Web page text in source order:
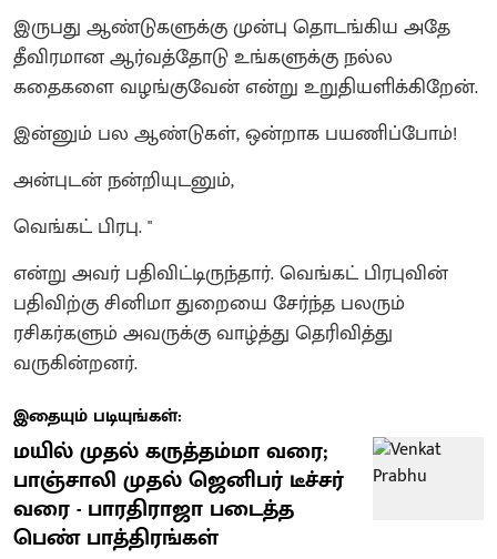
​இருபது ஆண்டுகளுக்கு முன்பு தொடங்கிய அதே
தீவிரமான ஆர்வத்தோடு உங்களுக்கு நல்ல
கதைகளை வழங்குவேன் என்று உறுதியளிக்கிறேன்.
​இன்னும் பல ஆண்டுகள், ஒன்றாக பயணிப்போம்!
​அன்புடன் நன்றியுடனும்,
வெங்கட் பிரபு. "
என்று அவர் பதிவிட்டிருந்தார். வெங்கட் பிரபுவின்
பதிவிற்கு சினிமா துறையை சேர்ந்த பலரும்
ரசிகர்களும் அவருக்கு வாழ்த்து தெரிவித்து
வருகின்றனர்.
இதையும் படியுங்கள்:
மயில் முதல் கருத்தம்மா வரை;
பாஞ்சாலி முதல் ஜெனிபர் டீச்சர்
வரை - பாரதிராஜா படைத்த
பெண் பாத்திரங்கள்